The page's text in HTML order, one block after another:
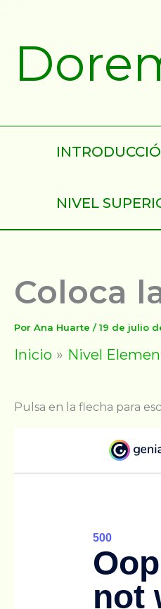
contenido
NIVEL
Coloca
Por Ana Huarte /19 de julio
Inicio Nivel
Pulsa en la flecha para